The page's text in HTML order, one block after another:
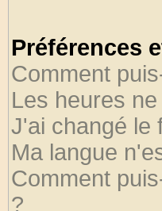
Préférences
Comment
Les heures
J'ai changé le
Ma langue
Comment
?